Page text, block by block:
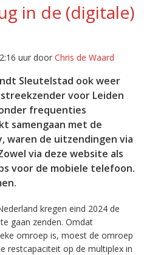
in de (digitale)
uur door Chris de Waard
Sleutelstad ook weer
voor Leiden
frequenties
samengaan met de
waren de uitzendingen via
via deze website als
voor de mobiele telefoon.
kregen eind 2024 de
gaan zenden. Omdat
omroep is, moest de omroep
restcapaciteit op de multiplex in